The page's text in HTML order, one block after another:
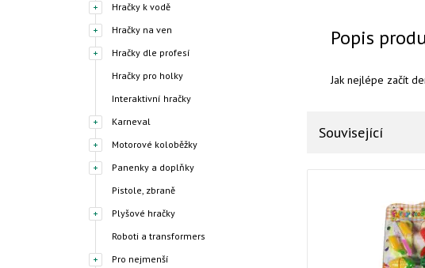
Hračky k vodě
Hračky na ven
Hračky dle profesí
Hračky pro holky
Interaktivní hračky
Karneval
Motorové koloběžky
Panenky a doplňky
Pistole, zbraně
Plyšové hračky
Roboti a transformers
Pro nejmenší
Popis
Jak nejlépe začít
Související